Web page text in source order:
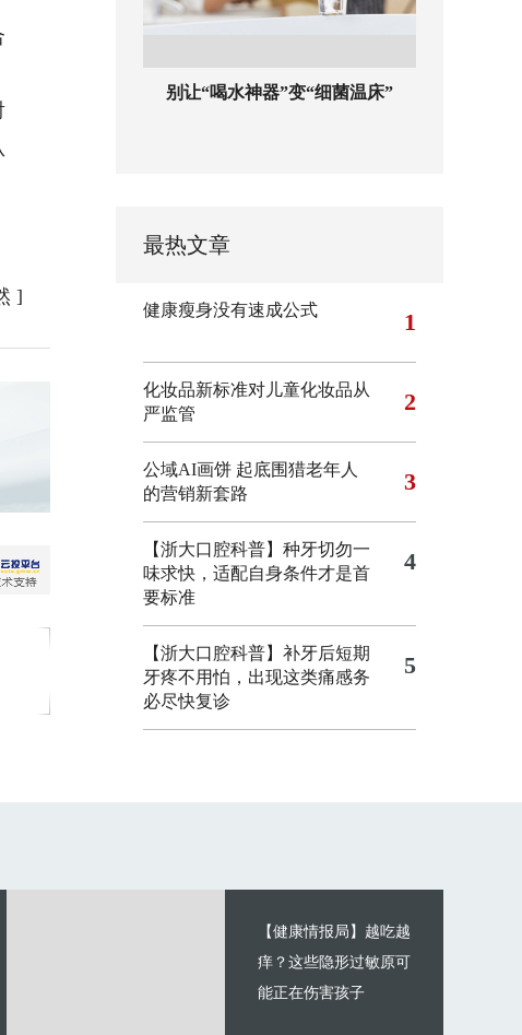
]
别让“喝水神器”变“细菌温床”
最热文章
健康瘦身没有速成公式 1
化妆品新标准对儿童化妆品从
严监管
2
公域AI画饼 起底围猎老年人
的营销新套路
3
【浙大口腔科普】种牙切勿一
味求快，适配自身条件才是首
要标准
4
【浙大口腔科普】补牙后短期
牙疼不用怕，出现这类痛感务
必尽快复诊
5
【健康情报局】越吃越
痒？这些隐形过敏原可
能正在伤害孩子